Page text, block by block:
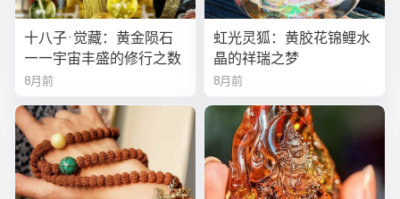
十八子·觉藏：黄金陨石
——宇宙丰盛的修行之数
8月前
虹光灵狐：黄胶花锦鲤水
晶的祥瑞之梦
8月前